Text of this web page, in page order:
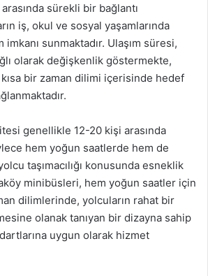
sürekli bir bağlantı
iş, okul ve sosyal yaşamlarında
sunmaktadır. Ulaşım süresi,
olarak değişkenlik göstermekte,
bir zaman dilimi içerisinde hedef
genellikle 12-20 kişi arasında
hem yoğun saatlerde hem de
taşımacılığı konusunda esneklik
minibüsleri, hem yoğun saatler için
dilimlerinde, yolcuların rahat bir
olanak tanıyan bir dizayna sahip
uygun olarak hizmet